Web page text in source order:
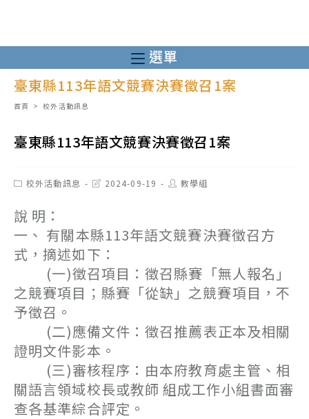
至
主
選單
臺東縣113年語文競賽決賽徵召1案
首頁 > 校外活動訊息
臺東縣113年語文競賽決賽徵召1案
Post校外活動訊息
Post2024-09-19
Post教學組
說 明：
一、 有關本縣113年語文競賽決賽徵召方
式，摘述如下：
(一)徵召項目：徵召縣賽「無人報名」
之競賽項目；縣賽「從缺」之競賽項目，不
予徵召。
(二)應備文件：徵召推薦表正本及相關
證明文件影本。
(三)審核程序：由本府教育處主管、相
關語言領域校長或教師 組成工作小組書面審
查各基準綜合評定。